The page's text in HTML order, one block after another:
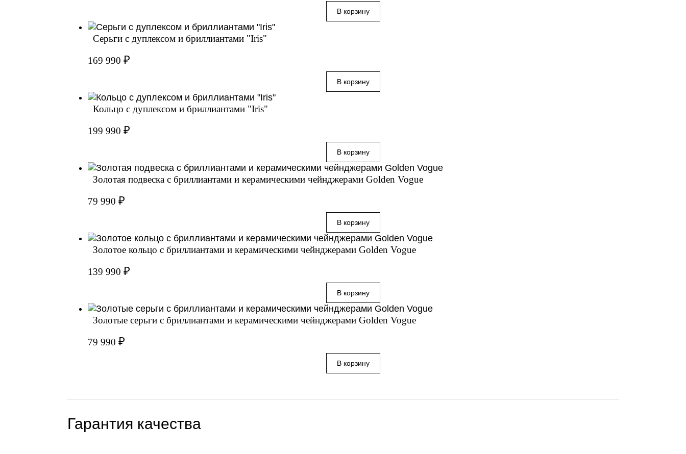
Серьги с дуплексом и бриллиантами "Iris"
169 990 ₽
Кольцо с дуплексом и бриллиантами "Iris"
199 990 ₽
Золотая подвеска с бриллиантами и керамическими чейнджерами Golden Vogue
79 990 ₽
Золотое кольцо с бриллиантами и керамическими чейнджерами Golden Vogue
139 990 ₽
Золотые серьги с бриллиантами и керамическими чейнджерами Golden Vogue
79 990 ₽
Гарантия качества